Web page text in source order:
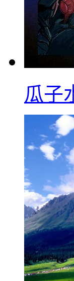
瓜子